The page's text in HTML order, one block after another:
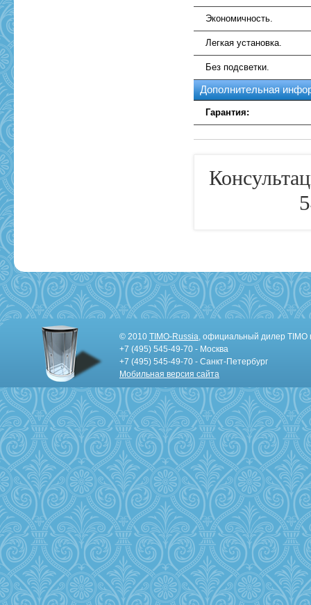
Экономичность.
Легкая установка.
Без подсветки.
Дополнительная
Гарантия:
© 2010 TIMO-Russia, официальный дилер TIMO
+7 (495) 545-49-70 - Москва
+7 (495) 545-49-70 - Санкт-Петербург
Мобильная версия сайта